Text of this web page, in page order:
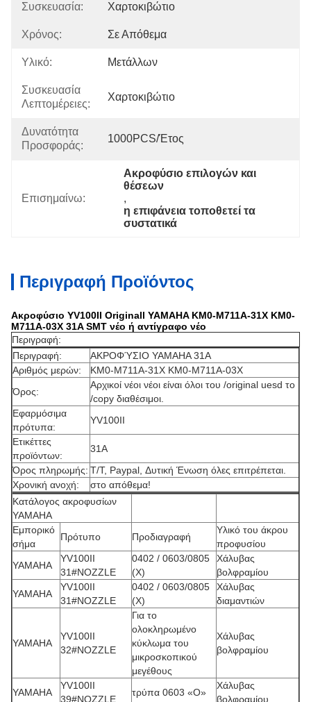
Συσκευασία: Χαρτοκιβώτιο
Χρόνος: Σε Απόθεμα
Υλικό: Μετάλλων
Συσκευασία
Λεπτομέρειες:
Χαρτοκιβώτιο
Δυνατότητα
Προσφοράς:
1000PCS/έτος
Επισημαίνω:
Ακροφύσιο επιλογών και
θέσεων
,
η επιφάνεια τοποθετεί τα
συστατικά
Περιγραφή Προϊόντος
Ακροφύσιο YV100II Originall YAMAHA KM0-M711A-31X KM0-
M711A-03X 31A SMT νέο ή αντίγραφο νέο
Περιγραφή:
Περιγραφή:
ΑΚΡΟΦΎΣΙΟ YAMAHA 31A
Αριθμός μερών:
KM0-M711A-31X KM0-M711A-03X
Όρος:
Αρχικοί νέοι νέοι είναι όλοι του /original uesd το
/copy διαθέσιμοι.
Εφαρμόσιμα
πρότυπα:
YV100II
Ετικέττες
προϊόντων:
31A
Όρος πληρωμής: T/T, Paypal, Δυτική Ένωση όλες επιτρέπεται.
Χρονική ανοχή:
στο απόθεμα!
Κατάλογος ακροφυσίων
YAMAHA
Εμπορικό
σήμα
Πρότυπο Προδιαγραφή
Υλικό του άκρου
προφυσίου
YAMAHA
YV100II
31#NOZZLE
0402 / 0603/0805
(X)
Χάλυβας
βολφραμίου
YAMAHA
YV100II
31#NOZZLE
0402 / 0603/0805
(X)
Χάλυβας
διαμαντιών
YAMAHA
YV100II
32#NOZZLE
Για το
ολοκληρωμένο
κύκλωμα του
μικροσκοπικού
μεγέθους
Χάλυβας
βολφραμίου
YAMAHA
YV100II
39#NOZZLE
τρύπα 0603 «Ο»
Χάλυβας
βολφραμίου